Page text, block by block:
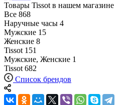
Товары Tissot в нашем магазине
Все 868
Наручные часы 4
Мужские 15
Женские 8
Tissot 151
Мужские, Женские 1
Tissot 682
Список брендов